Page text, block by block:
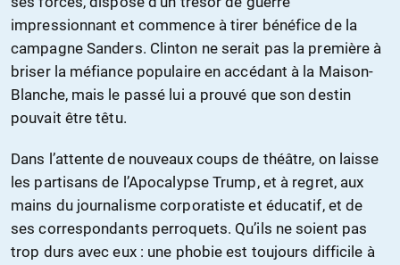
impressionnant et commence à tirer bénéfice de la
campagne Sanders. Clinton ne serait pas la première à
briser la méfiance populaire en accédant à la Maison-
Blanche, mais le passé lui a prouvé que son destin
pouvait être têtu.
Dans l’attente de nouveaux coups de théâtre, on laisse
les partisans de l’Apocalypse Trump, et à regret, aux
mains du journalisme corporatiste et éducatif, et de
ses correspondants perroquets. Qu’ils ne soient pas
trop durs avec eux : une phobie est toujours difficile à